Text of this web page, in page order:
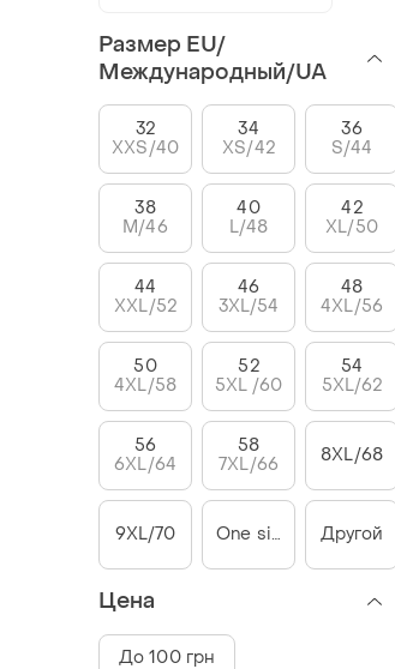
Размер EU/
Международный/UA
32
XXS/40
34
XS/42
36
S/44
38
M/46
40
L/48
42
XL/50
44
XXL/52
46
3XL/54
48
4XL/56
50
4XL/58
52
5XL /60
54
5XL/62
56
6XL/64
58
7XL/66
8XL/68
9XL/70 One size Другой
Цена
До 100 грн